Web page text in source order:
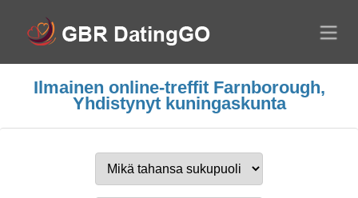
Ilmainen online-treffit Farnborough,
Yhdistynyt kuningaskunta